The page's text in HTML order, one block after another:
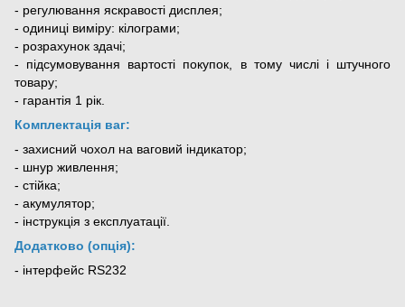
- регулювання яскравості дисплея;
- одиниці виміру: кілограми;
- розрахунок здачі;
- підсумовування вартості покупок, в тому числі і штучного
товару;
- гарантія 1 рік.
Комплектація ваг:
- захисний чохол на ваговий індикатор;
- шнур живлення;
- стійка;
- акумулятор;
- інструкція з експлуатації.
Додатково (опція):
- інтерфейс RS232